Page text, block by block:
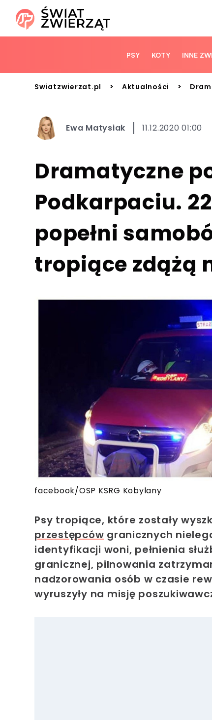
PSY KOTY INNE
Swiatzwierzat.pl > Aktualności >
Ewa Matysiak 11.12.2020 01:00
Dramatyczne
Podkarpaciu.
popełni
tropiące zdążą
facebook/OSP KSRG Kobylany
Psy tropiące, które zostały
przestępców granicznych
identyfikacji woni, pełnienia
granicznej, pilnowania
nadzorowania osób w czasie
wyruszyły na misję